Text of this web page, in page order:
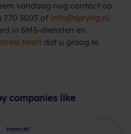
vandaag nog contact op
770 3005 of info@spryng.nl .
in SMS-diensten en
team dat u graag te
companies like